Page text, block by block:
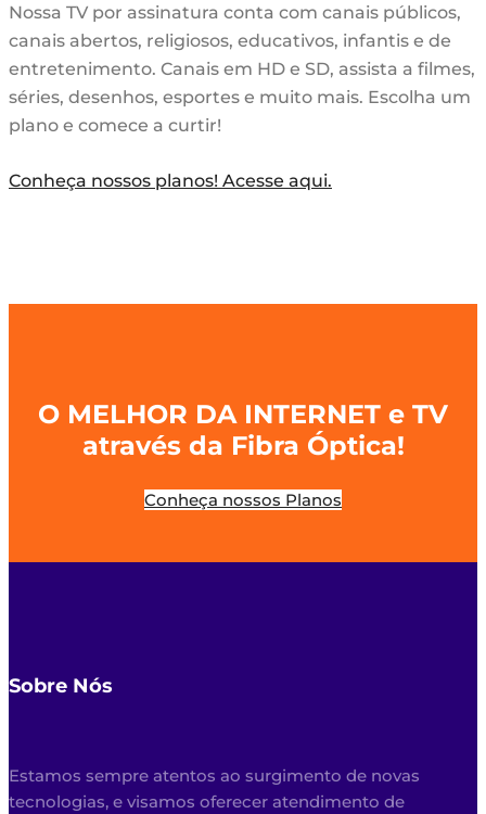
Nossa TV por assinatura conta com canais públicos,
canais abertos, religiosos, educativos, infantis e de
entretenimento. Canais em HD e SD, assista a filmes,
séries, desenhos, esportes e muito mais. Escolha um
plano e comece a curtir!
Conheça nossos planos! Acesse aqui.
O MELHOR DA INTERNET e TV
através da Fibra Óptica!
Conheça nossos Planos
Sobre Nós
Estamos sempre atentos ao surgimento de novas
tecnologias, e visamos oferecer atendimento de